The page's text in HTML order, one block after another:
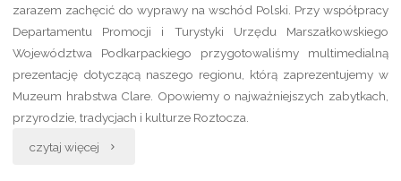
zarazem zachęcić do wyprawy na wschód Polski. Przy współpracy
Departamentu Promocji i Turystyki Urzędu Marszałkowskiego
Województwa Podkarpackiego przygotowaliśmy multimedialną
prezentację dotyczącą naszego regionu, którą zaprezentujemy w
Muzeum hrabstwa Clare. Opowiemy o najważniejszych zabytkach,
przyrodzie, tradycjach i kulturze Roztocza.
czytaj więcej „Ruszamy